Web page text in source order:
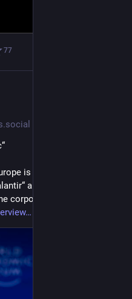
77
is growing. We speak
about why and how
corporation in its home